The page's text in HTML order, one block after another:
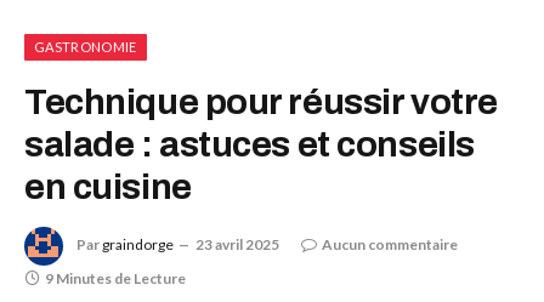
GASTRONOMIE
Technique pour réussir votre
salade : astuces et conseils
en cuisine
Par graindorge 23 avril 2025
Aucun commentaire
9 Minutes de Lecture